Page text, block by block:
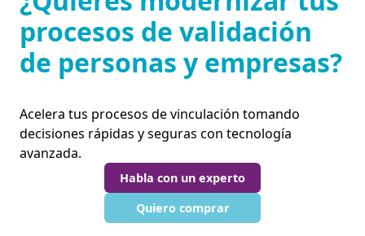
procesos de validación
de personas y empresas?
Acelera tus procesos de vinculación tomando
decisiones rápidas y seguras con tecnología
avanzada.
Habla con un experto
Quiero comprar